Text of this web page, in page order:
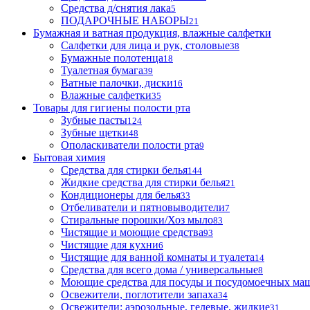
Средства д/снятия лака5
ПОДАРОЧНЫЕ НАБОРЫ21
Бумажная и ватная продукция, влажные салфетки
Салфетки для лица и рук, столовые38
Бумажные полотенца18
Туалетная бумага39
Ватные палочки, диски16
Влажные салфетки35
Товары для гигиены полости рта
Зубные пасты124
Зубные щетки48
Ополаскиватели полости рта9
Бытовая химия
Средства для стирки белья144
Жидкие средства для стирки белья21
Кондиционеры для белья33
Отбеливатели и пятновыводители7
Стиральные порошки/Хоз мыло83
Чистящие и моющие средства93
Чистящие для кухни6
Чистящие для ванной комнаты и туалета14
Средства для всего дома / универсальные8
Моющие средства для посуды и посудомоечных
Освежители, поглотители запаха34
Освежители: аэрозольные, гелевые, жидкие31